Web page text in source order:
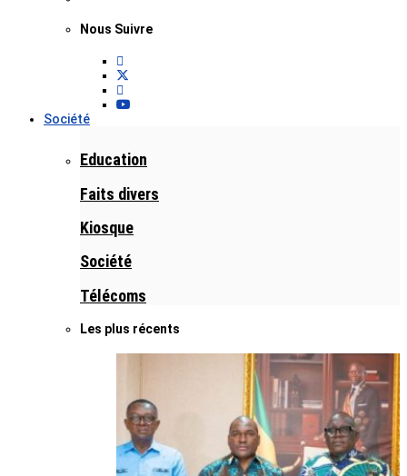
Nous Suivre
Société
Education
Faits divers
Kiosque
Société
Télécoms
Les plus récents